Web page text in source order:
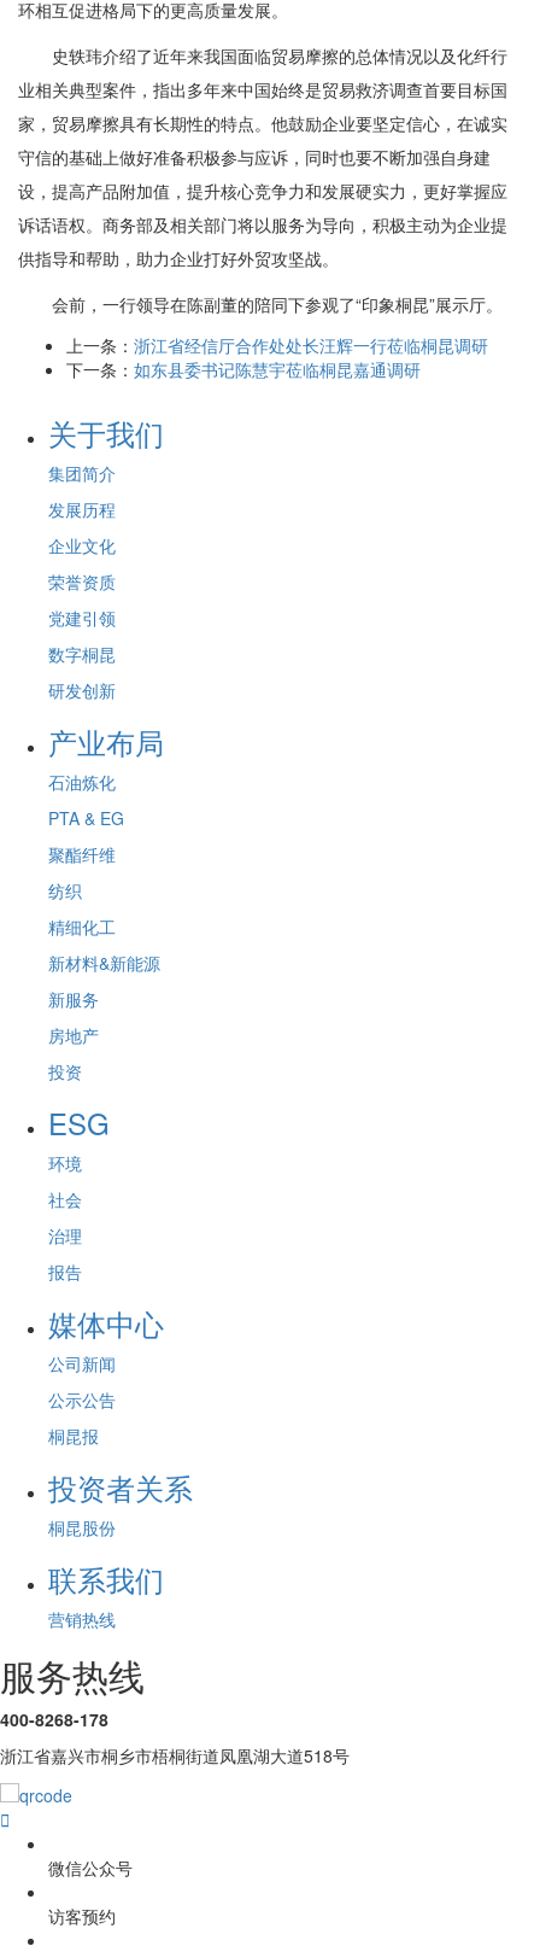
环相互促进格局下的更高质量发展。
史轶玮介绍了近年来我国面临贸易摩擦的总体情况以及化纤行
业相关典型案件，指出多年来中国始终是贸易救济调查首要目标国
家，贸易摩擦具有长期性的特点。他鼓励企业要坚定信心，在诚实
守信的基础上做好准备积极参与应诉，同时也要不断加强自身建
设，提高产品附加值，提升核心竞争力和发展硬实力，更好掌握应
诉话语权。商务部及相关部门将以服务为导向，积极主动为企业提
供指导和帮助，助力企业打好外贸攻坚战。
会前，一行领导在陈副董的陪同下参观了“印象桐昆”展示厅。
上一条： 浙江省经信厅合作处处长汪辉一行莅临桐昆调研
下一条： 如东县委书记陈慧宇莅临桐昆嘉通调研
关于我们
集团简介
发展历程
企业文化
荣誉资质
党建引领
数字桐昆
研发创新
产业布局
石油炼化
PTA & EG
聚酯纤维
纺织
精细化工
新材料&新能源
新服务
房地产
投资
ESG
环境
社会
治理
报告
媒体中心
公司新闻
公示公告
桐昆报
投资者关系
桐昆股份
联系我们
营销热线
服务热线
400-8268-178
浙江省嘉兴市桐乡市梧桐街道凤凰湖大道518号

微信公众号
访客预约